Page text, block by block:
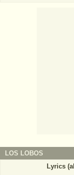
LOS LOBOS
Lyrics